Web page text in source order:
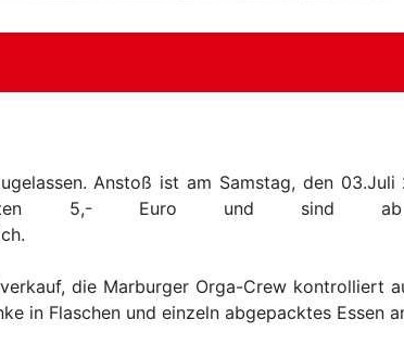
Anstoß ist am Samstag, den 03.Juli
5,- Euro und sind
die Marburger Orga-Crew kontrolliert
in Flaschen und einzeln abgepacktes